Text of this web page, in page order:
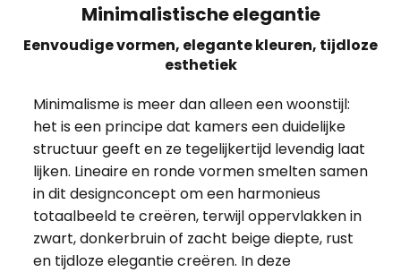
Minimalistische elegantie
Eenvoudige vormen, elegante kleuren, tijdloze
esthetiek
Minimalisme is meer dan alleen een woonstijl:
het is een principe dat kamers een duidelijke
structuur geeft en ze tegelijkertijd levendig laat
lijken. Lineaire en ronde vormen smelten samen
in dit designconcept om een harmonieus
totaalbeeld te creëren, terwijl oppervlakken in
zwart, donkerbruin of zacht beige diepte, rust
en tijdloze elegantie creëren. In deze